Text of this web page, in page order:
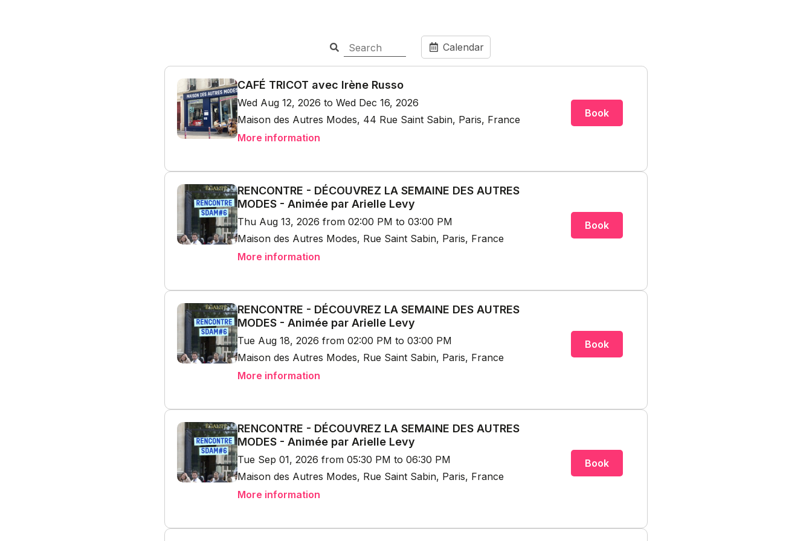
Calendar
CAFÉ TRICOT avec Irène Russo
Wed Aug 12, 2026 to Wed Dec 16, 2026
Maison des Autres Modes, 44 Rue Saint Sabin, Paris, France
More information
Book
RENCONTRE - DÉCOUVREZ LA SEMAINE DES AUTRES
MODES - Animée par Arielle Levy
Thu Aug 13, 2026 from 02:00 PM to 03:00 PM
Maison des Autres Modes, Rue Saint Sabin, Paris, France
More information
Book
RENCONTRE - DÉCOUVREZ LA SEMAINE DES AUTRES
MODES - Animée par Arielle Levy
Tue Aug 18, 2026 from 02:00 PM to 03:00 PM
Maison des Autres Modes, Rue Saint Sabin, Paris, France
More information
Book
RENCONTRE - DÉCOUVREZ LA SEMAINE DES AUTRES
MODES - Animée par Arielle Levy
Tue Sep 01, 2026 from 05:30 PM to 06:30 PM
Maison des Autres Modes, Rue Saint Sabin, Paris, France
More information
Book